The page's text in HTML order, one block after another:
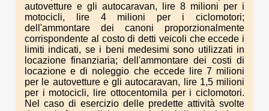
autovetture e gli autocaravan, lire 8 milioni per i
motocicli, lire 4 milioni per i ciclomotori;
dell'ammontare dei canoni proporzionalmente
corrispondente al costo di detti veicoli che eccede i
limiti indicati, se i beni medesimi sono utilizzati in
locazione finanziaria; dell'ammontare dei costi di
locazione e di noleggio che eccede lire 7 milioni
per le autovetture e gli autocaravan, lire 1,5 milioni
per i motocicli, lire ottocentomila per i ciclomotori.
Nel caso di esercizio delle predette attività svolte